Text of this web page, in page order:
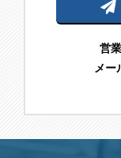
営
メー